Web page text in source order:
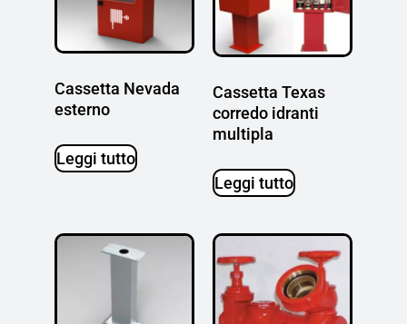
Cassetta Nevada
esterno
Leggi tutto
Cassetta Texas
corredo idranti
multipla
Leggi tutto